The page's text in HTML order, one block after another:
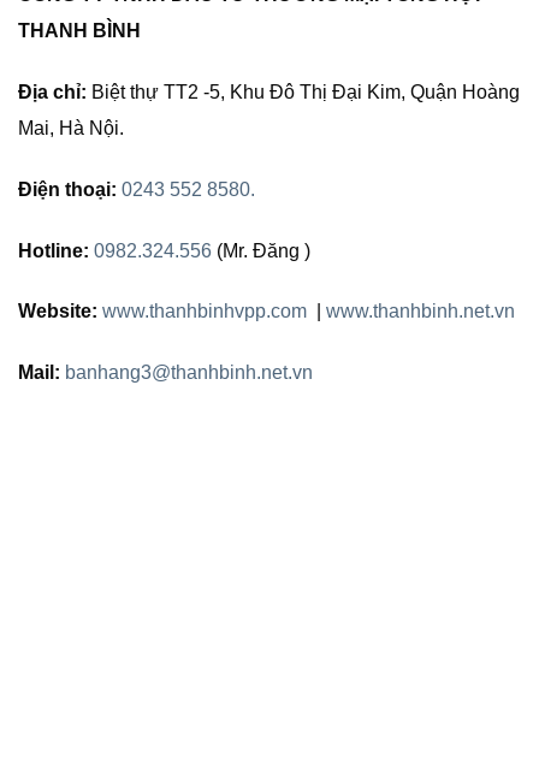
THANH BÌNH
Địa chỉ: Biệt thự TT2 -5, Khu Đô Thị Đại Kim, Quận Hoàng
Mai, Hà Nội.
Điện thoại: 0243 552 8580.
Hotline: 0982.324.556 (Mr. Đăng )
Website: www.thanhbinhvpp.com www.thanhbinh.net.vn
Mail: banhang3@thanhbinh.net.vn